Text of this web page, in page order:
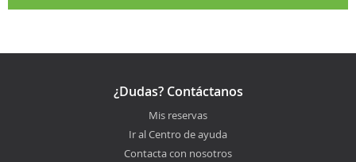
¿Dudas? Contáctanos
Mis reservas
Ir al Centro de ayuda
Contacta con nosotros